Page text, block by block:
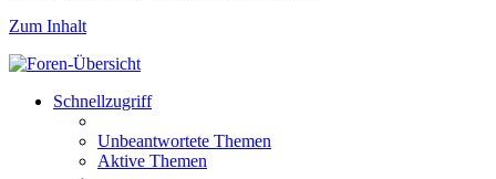
Zum Inhalt
Schnellzugriff
Unbeantwortete Themen
Aktive Themen